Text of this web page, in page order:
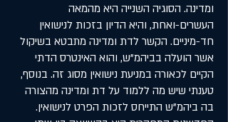
ומדינה. הסוגיה השנייה היא מהמאה
העשרים-ואחת, והיא הדיון בזכות לנישואין
חד-מיניים. הקשר לדת ומדינה מתבטא בשיקול
אשר הועלה בביהמ"ש, והוא האינטרס הדתי
הקיים לכאורה במניעת נישואין מסוג זה. בנוסף,
טענתי שיש מה ללמוד על דת ומדינה מהצורה
בה ביהמ"ש התייחס לזכות הפרט לנישואין.